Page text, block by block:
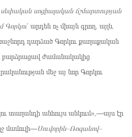
սոցիալական ճշմարտության
Գորկու՝ արդեն ոչ միայն գրող, այլև
դարձած Գորկու քաղաքական
բարձրացավ ժամանակակից
մեջ այ նոր Գորկու
տաղանդի անհույս անկում»,—այս էր
մամուլի—Սուվորին–Ռոզանով–